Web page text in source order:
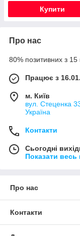
Купити
Про нас
80% позитивних з 15
Працює з
м. Київ
вул. Стеценка
Україна
Контакти
Сьогодні
Показати весь
Про нас
Контакти